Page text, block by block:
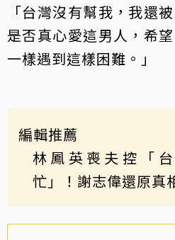
「台灣沒有幫我，我還
是否真心愛這男人，希
一樣遇到這樣困難。」
編輯推薦
林鳳英喪夫控「
忙」！謝志偉還原真